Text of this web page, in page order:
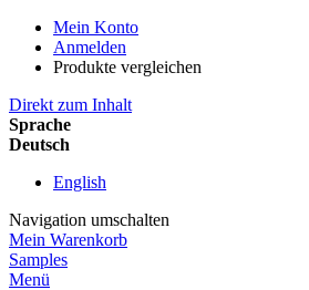
Mein Konto
Anmelden
Produkte vergleichen
Direkt zum Inhalt
Sprache
Deutsch
English
Navigation umschalten
Mein Warenkorb
Samples
Menü